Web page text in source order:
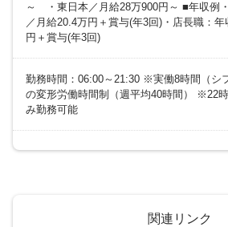
～ ・東日本／月給28万900円～ ■年収例
／月給20.4万円＋賞与(年3回)・店長職：
円＋賞与(年3回)
勤務時間：06:00～21:30 ※実働8時間（シ
の変形労働時間制（週平均40時間） ※22
み勤務可能
関連リンク